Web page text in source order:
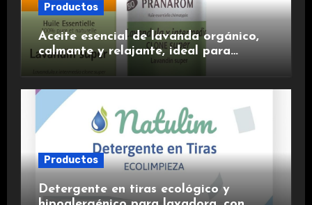
Productos
Aceite esencial de lavanda orgánico,
calmante y relajante, ideal para
Productos
Detergente en tiras ecológico y